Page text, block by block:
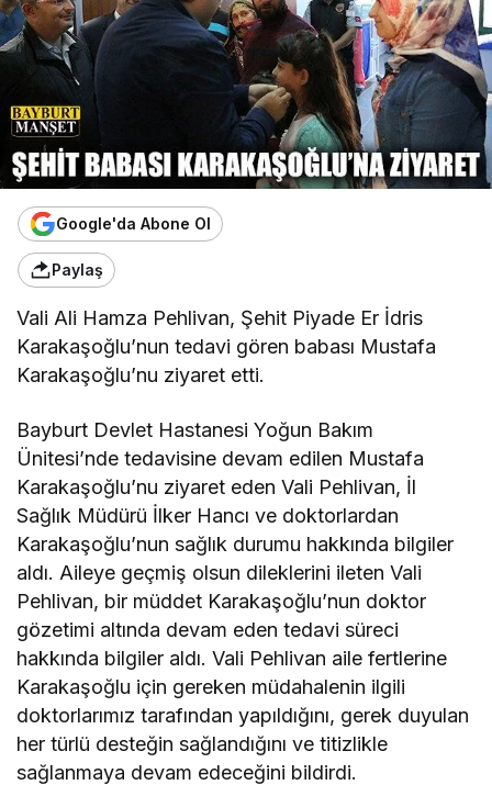
Google'da Abone Ol
Paylaş
Vali Ali Hamza Pehlivan, Şehit Piyade Er İdris
Karakaşoğlu’nun tedavi gören babası Mustafa
Karakaşoğlu’nu ziyaret etti.
Bayburt Devlet Hastanesi Yoğun Bakım
Ünitesi’nde tedavisine devam edilen Mustafa
Karakaşoğlu’nu ziyaret eden Vali Pehlivan, İl
Sağlık Müdürü İlker Hancı ve doktorlardan
Karakaşoğlu’nun sağlık durumu hakkında bilgiler
aldı. Aileye geçmiş olsun dileklerini ileten Vali
Pehlivan, bir müddet Karakaşoğlu’nun doktor
gözetimi altında devam eden tedavi süreci
hakkında bilgiler aldı. Vali Pehlivan aile fertlerine
Karakaşoğlu için gereken müdahalenin ilgili
doktorlarımız tarafından yapıldığını, gerek duyulan
her türlü desteğin sağlandığını ve titizlikle
sağlanmaya devam edeceğini bildirdi.